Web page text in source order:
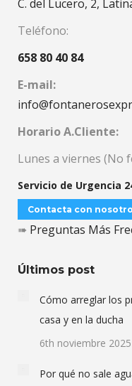
C. del Lucero, 2,
Teléfono:
658 80 40 84
E-mail:
Horario A.Cliente:
Lunes a viernes (No
Servicio de Urgencia
Contacta con
➠ Preguntas Más
Últimos post
Cómo arreglar los
casa y en la ducha
6th noviembre 2025
Por qué no sale